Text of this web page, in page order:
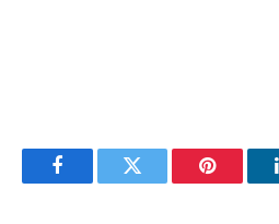
FacebookTwitter Pinterest